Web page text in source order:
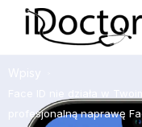
profesjonalną naprawę